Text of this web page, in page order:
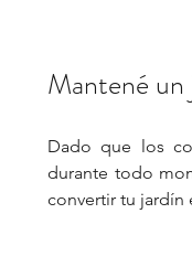
Mantené
Dado que los
durante todo
convertir tu jardín